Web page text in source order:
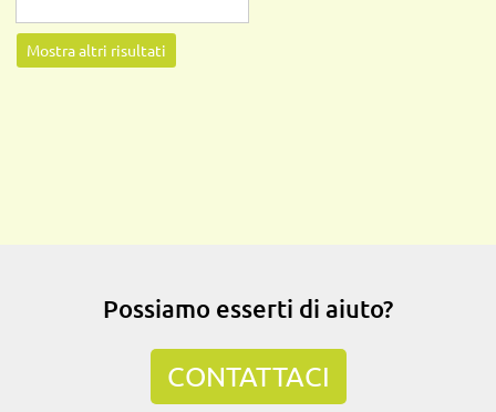
Mostra altri risultati
Possiamo esserti di aiuto?
CONTATTACI